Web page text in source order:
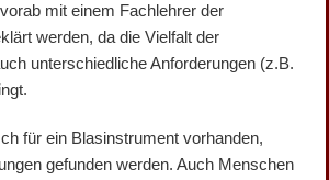
mit einem Fachlehrer der
werden, da die Vielfalt der
unterschiedliche Anforderungen (z.B.
für ein Blasinstrument vorhanden,
gefunden werden. Auch Menschen